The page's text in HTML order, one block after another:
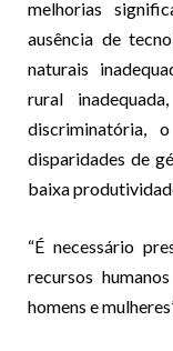
melhorias
ausência de
naturais
rural
discriminatória,
disparidades de
baixa
“É necessário
recursos
homens e